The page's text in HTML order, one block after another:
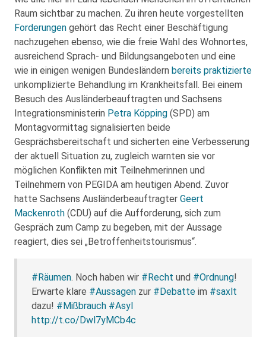
Raum sichtbar zu machen. Zu ihren heute vorgestellten
Forderungen gehört das Recht einer Beschäftigung
nachzugehen ebenso, wie die freie Wahl des Wohnortes,
ausreichend Sprach- und Bildungsangeboten und eine
wie in einigen wenigen Bundesländern bereits praktizierte
unkomplizierte Behandlung im Krankheitsfall. Bei einem
Besuch des Ausländerbeauftragten und Sachsens
Integrationsministerin Petra Köpping (SPD) am
Montagvormittag signalisierten beide
Gesprächsbereitschaft und sicherten eine Verbesserung
der aktuell Situation zu, zugleich warnten sie vor
möglichen Konflikten mit Teilnehmerinnen und
Teilnehmern von PEGIDA am heutigen Abend. Zuvor
hatte Sachsens Ausländerbeauftragter Geert
Mackenroth (CDU) auf die Aufforderung, sich zum
Gespräch zum Camp zu begeben, mit der Aussage
reagiert, dies sei „Betroffenheitstourismus“.
#Räumen. Noch haben wir #Recht und #Ordnung!
Erwarte klare #Aussagen zur #Debatte im #saxlt
dazu! #Mißbrauch #Asyl
http://t.co/Dwl7yMCb4c